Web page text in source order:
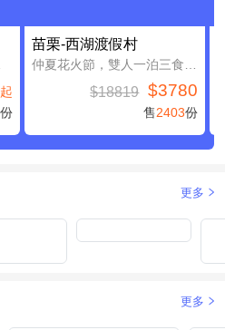
起
份
苗栗-西湖渡假村
$18819 $3780
售2403份
更多
更多